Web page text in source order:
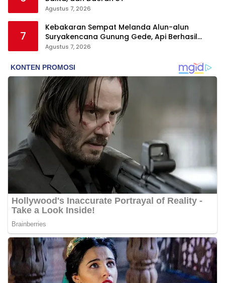
Agustus 7, 2026
7
Kebakaran Sempat Melanda Alun-alun
Suryakencana Gunung Gede, Api Berhasil
Dipadamkan
Agustus 7, 2026